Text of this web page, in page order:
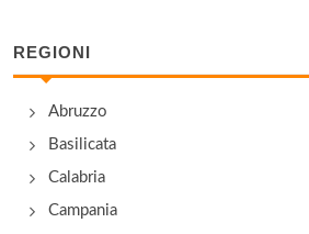
REGIONI
Abruzzo
Basilicata
Calabria
Campania